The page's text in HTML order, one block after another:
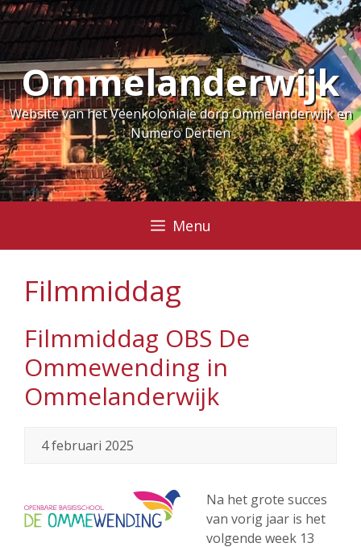
Ga
naar
de
inhoudOmmelanderwijk
Website van het Veenkoloniale dorp Ommelanderwijk en
Numero Dertien
Menu
Filmmiddag
Filmmiddag OBS De
Ommewending in
Ommelanderwijk
4 februari 2025
Na het grote succes
van vorig jaar is het
volgende week 13